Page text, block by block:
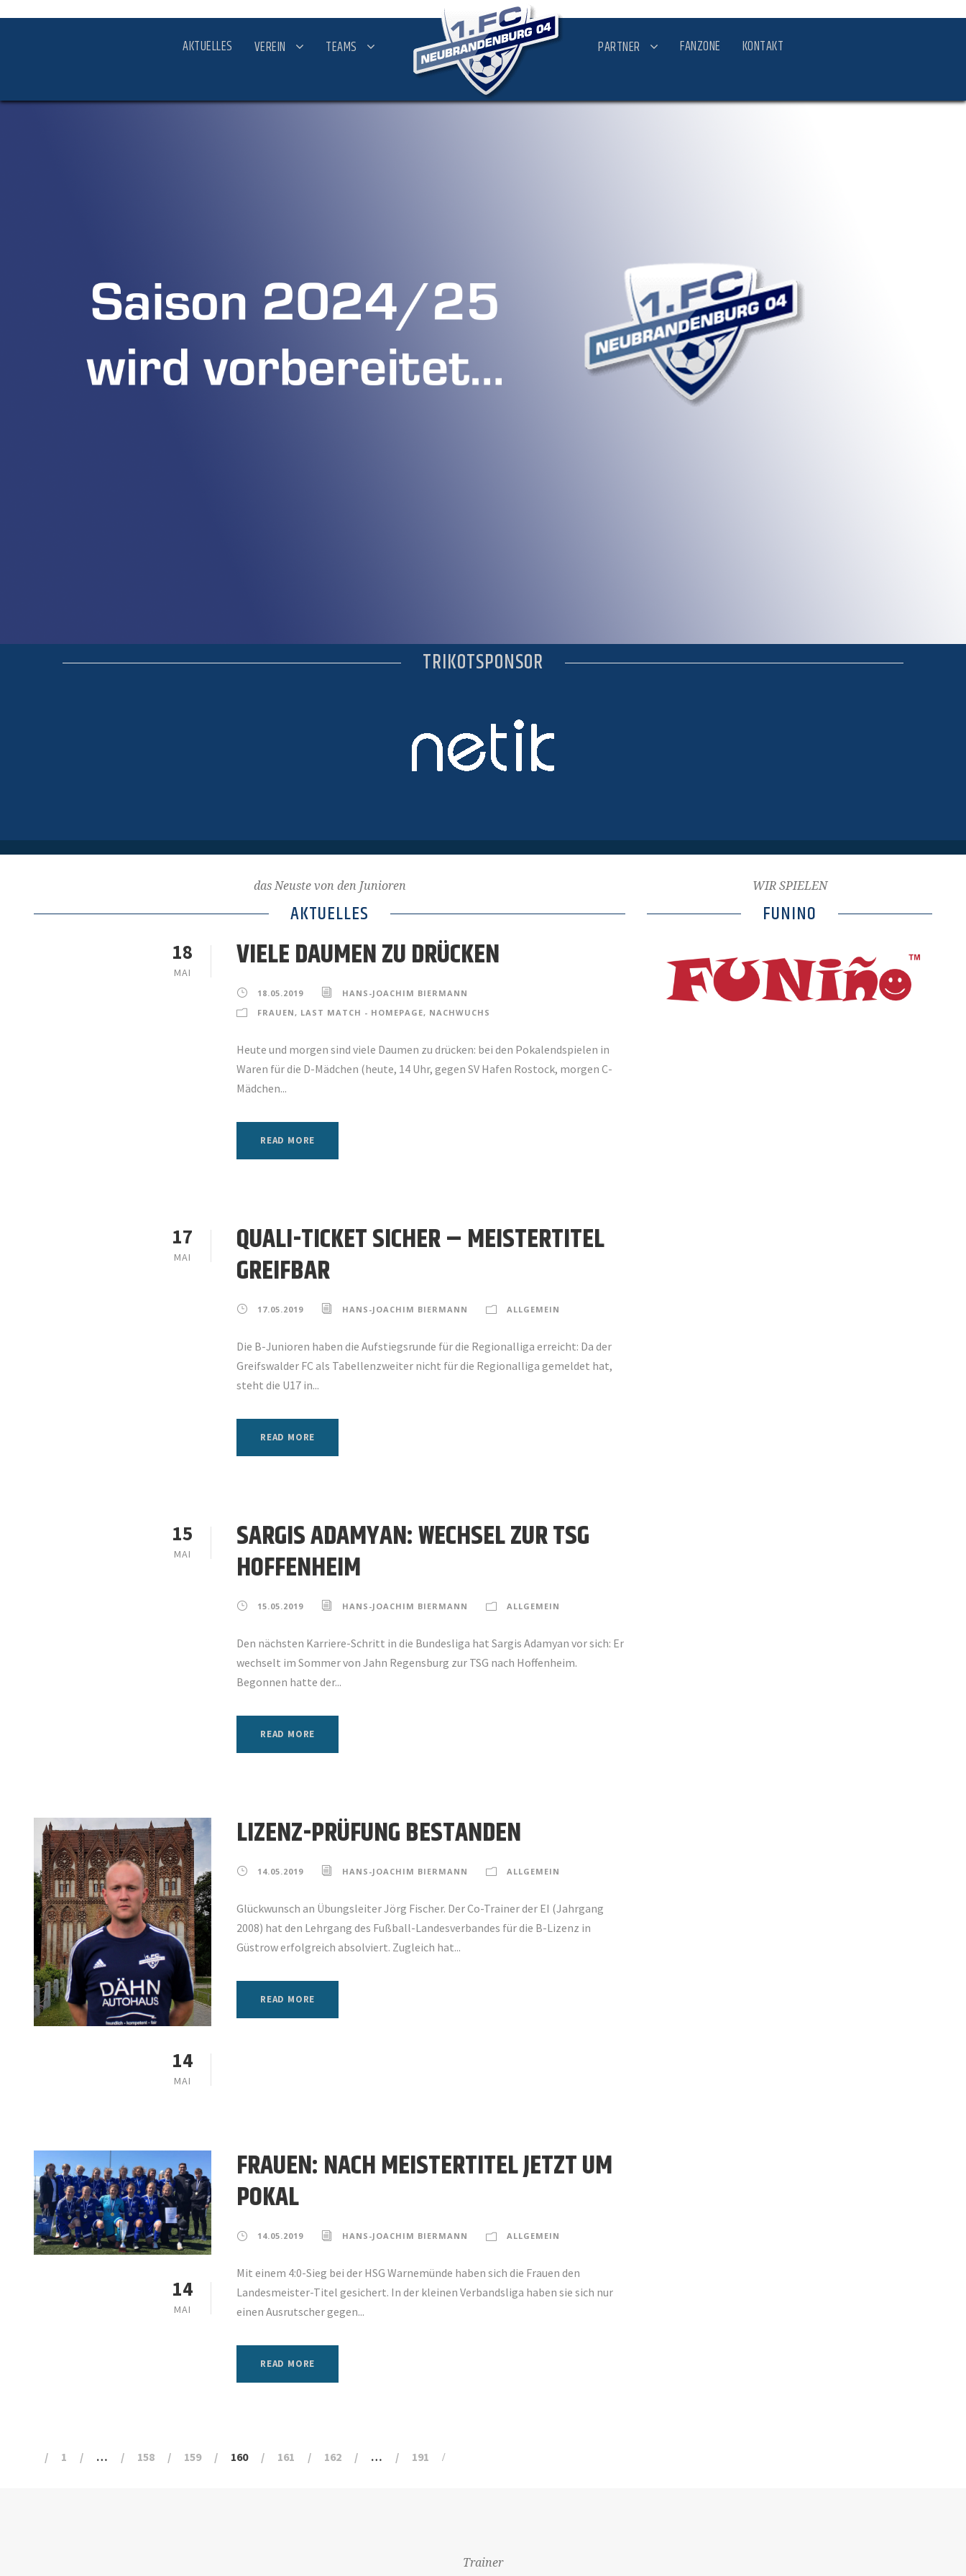
AKTUELLES VEREIN TEAMS PARTNER FANZONE KONTAKT
TRIKOTSPONSOR
das Neuste von den Junioren
AKTUELLES
18
MAI VIELE DAUMEN ZU DRÜCKEN
18.05.2019
HANS-JOACHIM BIERMANN
FRAUEN, LAST MATCH - HOMEPAGE, NACHWUCHS
Heute und morgen sind viele Daumen zu drücken: bei den Pokalendspielen in
Waren für die D-Mädchen (heute, 14 Uhr, gegen SV Hafen Rostock, morgen C-
Mädchen...
READ MORE
17
MAI QUALI-TICKET SICHER – MEISTERTITEL
GREIFBAR
17.05.2019 HANS-JOACHIM BIERMANN ALLGEMEIN
Die B-Junioren haben die Aufstiegsrunde für die Regionalliga erreicht: Da der
Greifswalder FC als Tabellenzweiter nicht für die Regionalliga gemeldet hat,
steht die U17 in...
READ MORE
15
MAI SARGIS ADAMYAN: WECHSEL ZUR TSG
HOFFENHEIM
15.05.2019 HANS-JOACHIM BIERMANN ALLGEMEIN
Den nächsten Karriere-Schritt in die Bundesliga hat Sargis Adamyan vor sich: Er
wechselt im Sommer von Jahn Regensburg zur TSG nach Hoffenheim.
Begonnen hatte der...
READ MORE
14
MAI
LIZENZ-PRÜFUNG BESTANDEN
14.05.2019 HANS-JOACHIM BIERMANN ALLGEMEIN
Glückwunsch an Übungsleiter Jörg Fischer. Der Co-Trainer der EI (Jahrgang
2008) hat den Lehrgang des Fußball-Landesverbandes für die B-Lizenz in
Güstrow erfolgreich absolviert. Zugleich hat...
READ MORE
14
MAI
FRAUEN: NACH MEISTERTITEL JETZT UM
POKAL
14.05.2019 HANS-JOACHIM BIERMANN ALLGEMEIN
Mit einem 4:0-Sieg bei der HSG Warnemünde haben sich die Frauen den
Landesmeister-Titel gesichert. In der kleinen Verbandsliga haben sie sich nur
einen Ausrutscher gegen...
READ MORE
1 … 158 159 160 161 162 … 191
WIR SPIELEN
FUNINO
Trainer